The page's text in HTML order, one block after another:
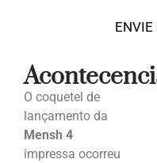
O coquetel de
lançamento da
Mensh 4
impressa ocorreu